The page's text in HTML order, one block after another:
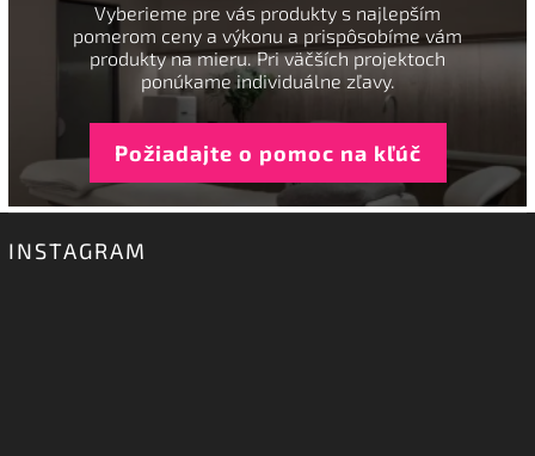
Vyberieme pre vás produkty s najlepším
pomerom ceny a výkonu a prispôsobíme vám
produkty na mieru. Pri väčších projektoch
ponúkame individuálne zľavy.
Požiadajte o pomoc na kľúč
INSTAGRAM